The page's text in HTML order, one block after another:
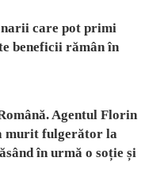
care pot primi
beneficii rămân în
Agentul Florin
murit fulgerător la
în urmă o soție și